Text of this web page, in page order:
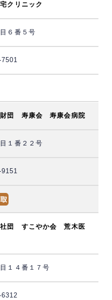
クリニック
６番５号
財団 寿康会 寿康会病院
１番２２号
社団 すこやか会 荒木医
１４番１７号